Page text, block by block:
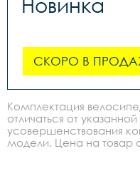
Новинка
СКОРО В
Комплектация
отличаться от
усовершенствования
модели. Цена на товар